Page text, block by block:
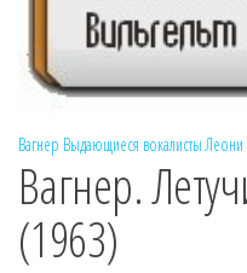
Вагнер Выдающиеся вокалисты Леони
Вагнер.
(1963)